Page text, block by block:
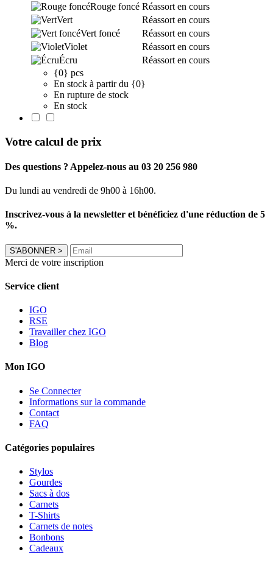
Rouge foncé Réassort en cours
Vert
Réassort en cours
Vert foncé
Réassort en cours
Violet
Réassort en cours
Écru
Réassort en cours
{0} pcs
En stock à partir du {0}
En rupture de stock
En stock
Votre calcul de prix
Des questions ? Appelez-nous au 03 20 256 980
Du lundi au vendredi de 9h00 à 16h00.
Inscrivez-vous à la newsletter et bénéficiez d'une réduction de 5
%.
S'ABONNER >
Merci de votre inscription
Service client
IGO
RSE
Travailler chez IGO
Blog
Mon IGO
Se Connecter
Informations sur la commande
Contact
FAQ
Catégories populaires
Stylos
Gourdes
Sacs à dos
Carnets
T-Shirts
Carnets de notes
Bonbons
Cadeaux